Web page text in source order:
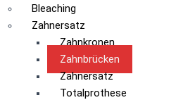
Bleaching
Zahnersatz
Zahnkronen
Zahnbrücken
Zahnersatz
Totalprothese